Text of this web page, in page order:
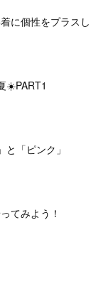
に個性をプラスし
☀️PART1
「ピンク」
てみよう！